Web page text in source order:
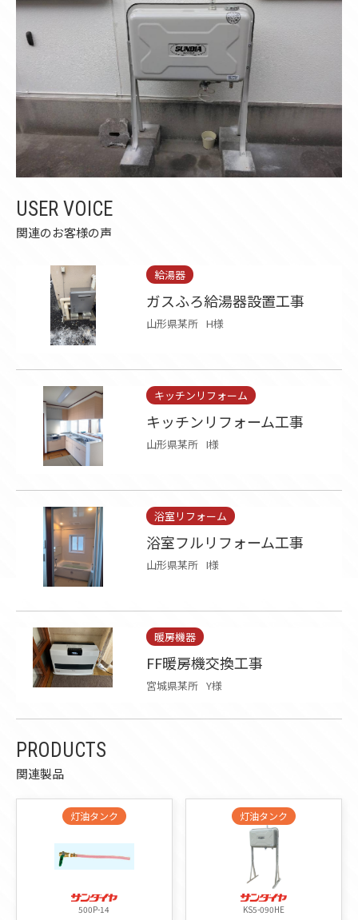
USER VOICE
関連のお客様の声
給湯器
ガスふろ給湯器設置工事
山形県某所 H様
キッチンリフォーム
キッチンリフォーム工事
山形県某所 I様
浴室リフォーム
浴室フルリフォーム工事
山形県某所 I様
暖房機器
FF暖房機交換工事
宮城県某所 Y様
PRODUCTS
関連製品
灯油タンク
500P-14
灯油タンク
KS5-090HE